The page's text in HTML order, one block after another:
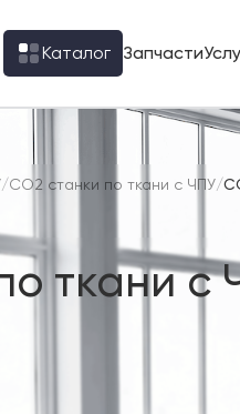
Каталог Запчасти
/CO2 станки по ткани с ЧПУ/
ткани с